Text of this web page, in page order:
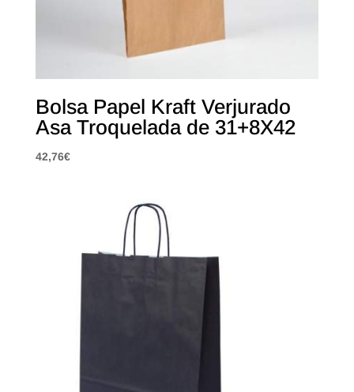
Bolsa Papel Kraft Verjurado
Asa Troquelada de 31+8X42
42,76€